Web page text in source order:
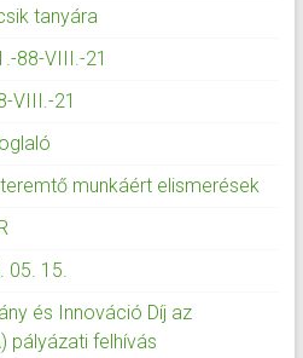
tanyára
88-VIII.-21
VIII.-21
munkáért elismerések
05. 15.
és Innováció Díj az
pályázati felhívás